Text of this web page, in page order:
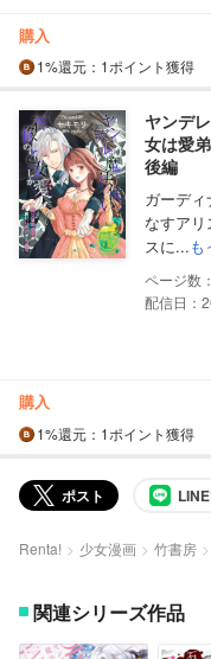
購入
1%還元 ：1ポイント獲得
ヤンデ
女は愛
後編
ガーデ
なすア
スに...も
配信日：
購入
1%還元 ：1ポイント獲得
ポスト
Renta! 少女漫画 竹書房
関連シリーズ作品